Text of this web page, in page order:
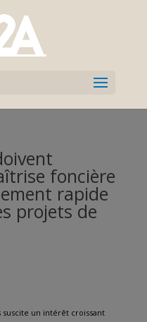
foncière
rapide
projets de
un intérêt croissant